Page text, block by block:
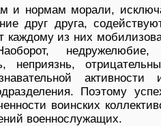
и нормам морали,
друг друга,
каждому из них
недружелюбие,
неприязнь,
активности
Поэтому
воинских
военнослужащих.